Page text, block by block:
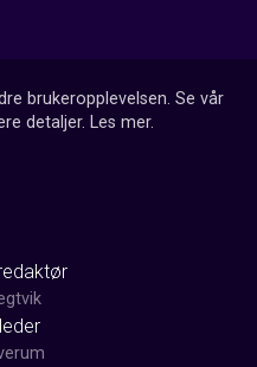
brukeropplevelsen. Se vår
detaljer. Les mer.